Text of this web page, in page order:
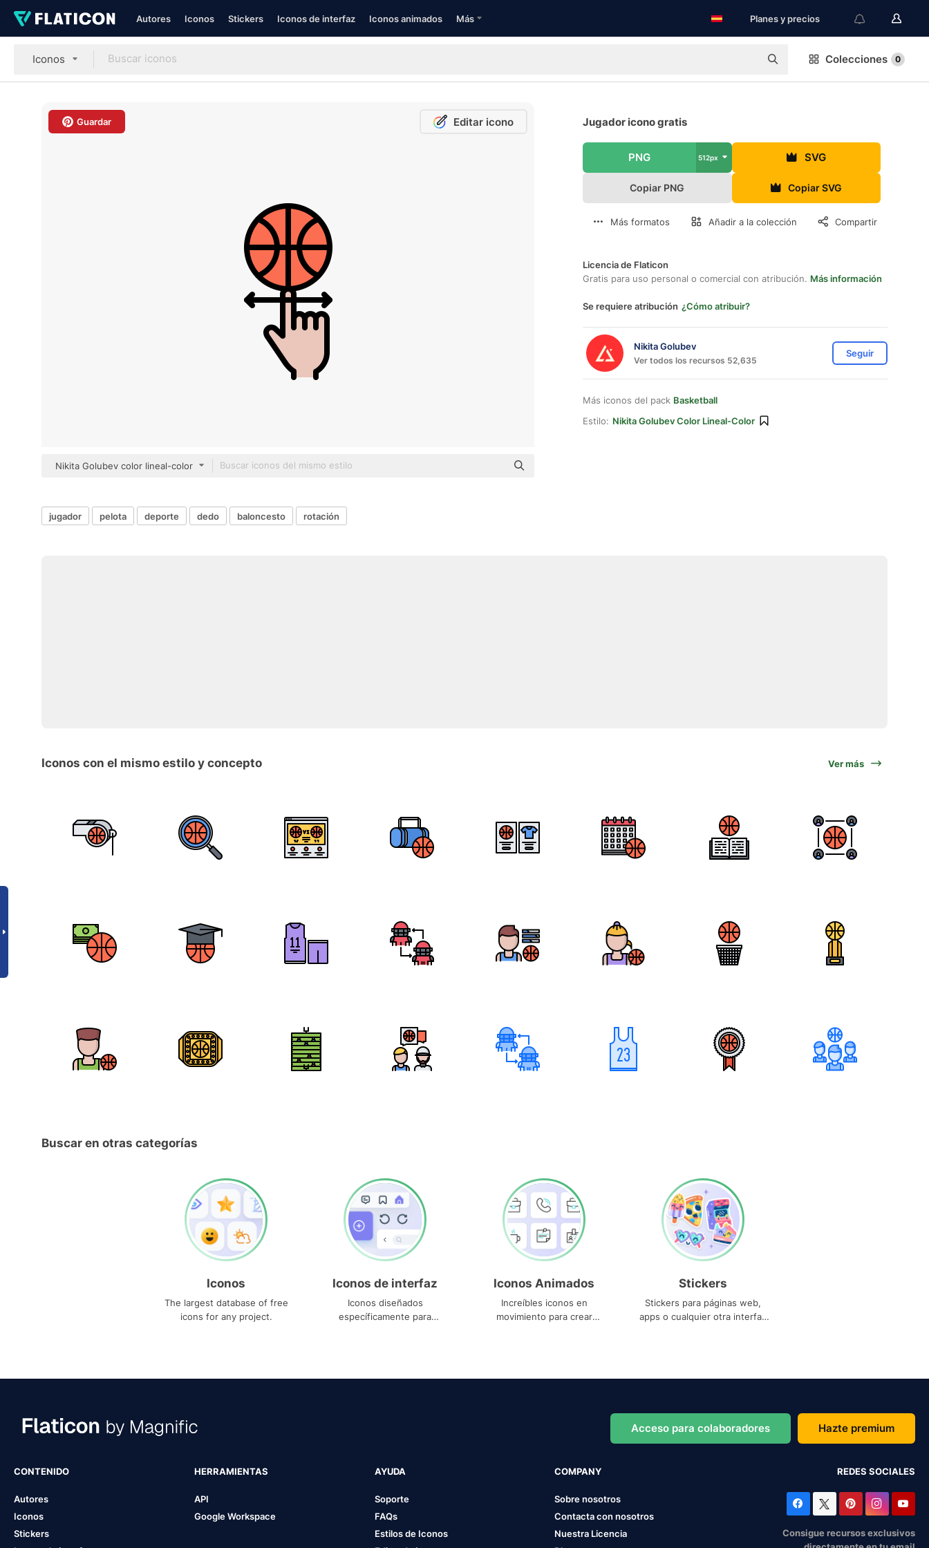
Autores Iconos Stickers Iconos de interfaz Iconos animados Más Planes y precios
Iconos Colecciones 0
Guardar Editar icono
Nikita Golubev color lineal-color
Jugador icono gratis
PNG 512px SVG
Copiar PNG Copiar SVG
Más formatos Añadir a la colección Compartir
Licencia de Flaticon
Gratis para uso personal o comercial con atribución. Más información
Se requiere atribución ¿Cómo atribuir?
Nikita Golubev
Ver todos los recursos 52,635
Seguir
Más iconos del pack Basketball
Estilo: Nikita Golubev Color Lineal-Color
jugador pelota deporte dedo baloncesto rotación
Iconos con el mismo estilo y concepto Ver más
Buscar en otras categorías
Iconos
The largest database of free
icons for any project.
Iconos de interfaz
Iconos diseñados
específicamente para
Iconos Animados
Increíbles iconos en
movimiento para crear
Stickers
Stickers para páginas web,
apps o cualquier otra interfaz
Acceso para colaboradores Hazte premium
CONTENIDO
Autores
Iconos
Stickers
HERRAMIENTAS
API
Google Workspace
AYUDA
Soporte
FAQs
Estilos de Iconos
COMPANY
Sobre nosotros
Contacta con nosotros
Nuestra Licencia
REDES SOCIALES
Consigue recursos exclusivos